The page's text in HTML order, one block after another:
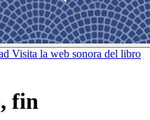
Visita la web sonora del libro
fin